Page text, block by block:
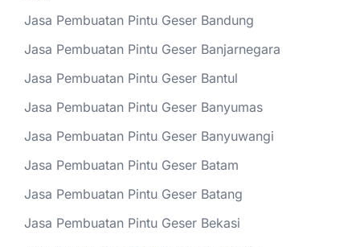
Jasa Pembuatan Pintu Geser Bandung
Jasa Pembuatan Pintu Geser Banjarnegara
Jasa Pembuatan Pintu Geser Bantul
Jasa Pembuatan Pintu Geser Banyumas
Jasa Pembuatan Pintu Geser Banyuwangi
Jasa Pembuatan Pintu Geser Batam
Jasa Pembuatan Pintu Geser Batang
Jasa Pembuatan Pintu Geser Bekasi